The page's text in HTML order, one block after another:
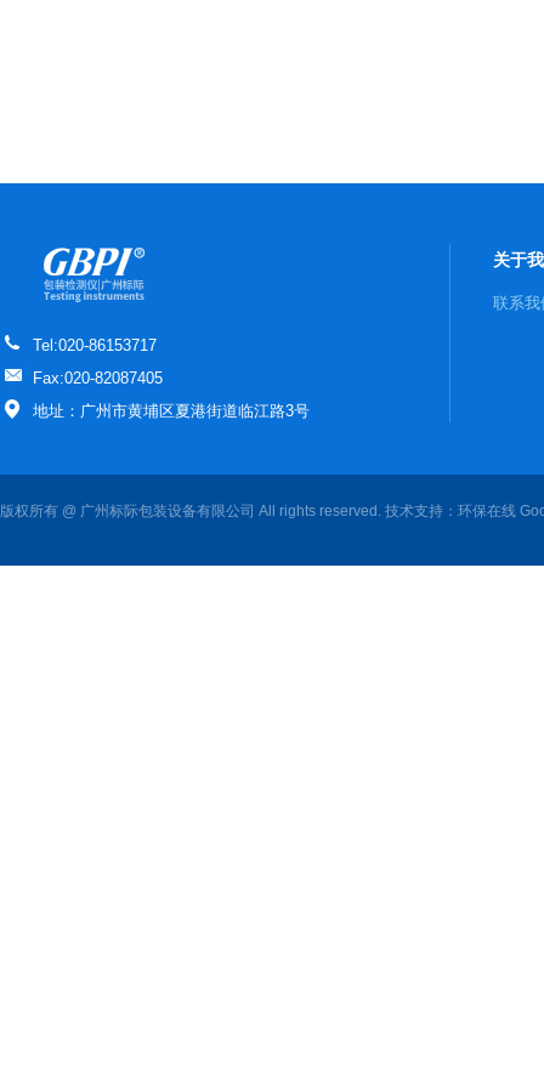
Tel:020-86153717
Fax:020-82087405
地址：广州市黄埔区夏港街道临江路3号
关于
联系我
版权所有 @ 广州标际包装设备有限公司 All rights reserved. 技术支持： 环保在线